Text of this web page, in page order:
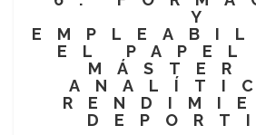
Y
EL PAPEL
MÁSTER